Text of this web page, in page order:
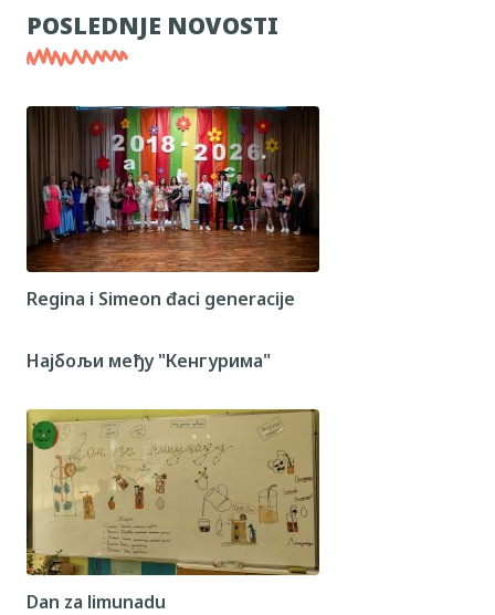
POSLEDNJE NOVOSTI
Regina i Simeon đaci generacije
Најбољи међу "Кенгурима"
Dan za limunadu